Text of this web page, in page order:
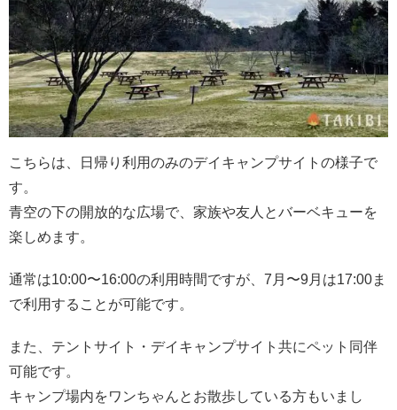
こちらは、日帰り利用のみのデイキャンプサイトの様子で
す。
青空の下の開放的な広場で、家族や友人とバーベキューを
楽しめます。
通常は10:00〜16:00の利用時間ですが、7月〜9月は17:00ま
で利用することが可能です。
また、テントサイト・デイキャンプサイト共にペット同伴
可能です。
キャンプ場内をワンちゃんとお散歩している方もいまし